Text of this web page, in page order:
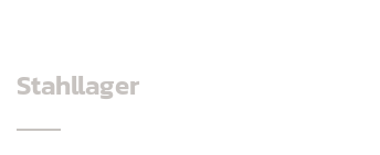
Stahllager